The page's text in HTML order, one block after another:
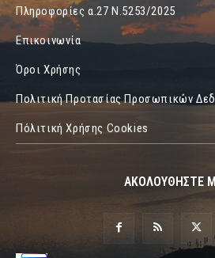
Πληροφορίες α.27 Ν.5253/2025
Επικοινωνία
Όροι Χρήσης
Πολιτική Προτασίας Προσωπικών
Πόλιτική Χρήσης Cookies
ΑΚΟΛΟΥΘΗΣΤΕ